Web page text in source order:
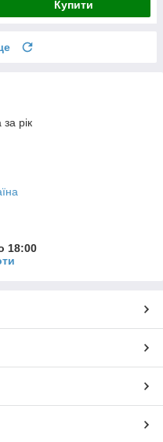
Купити
рік
18:00